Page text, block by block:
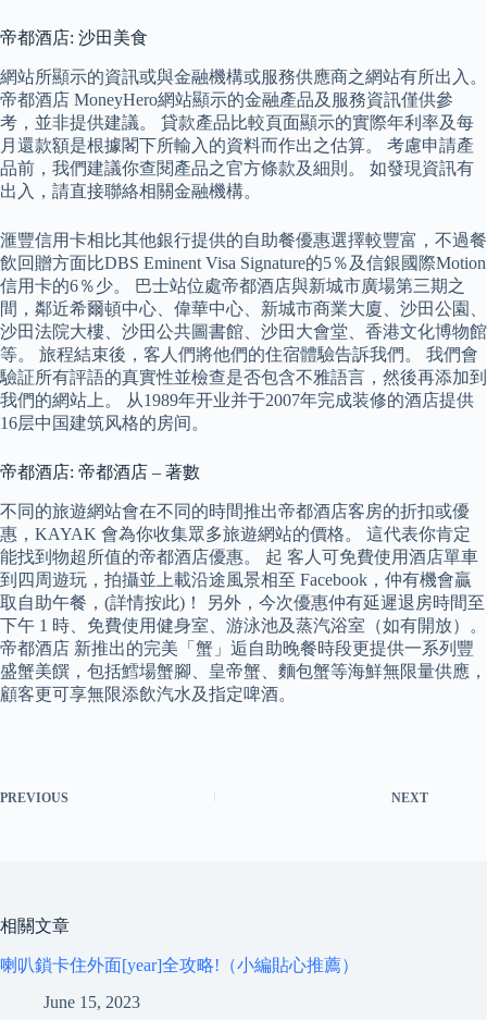
帝都酒店: 沙田美食
網站所顯示的資訊或與金融機構或服務供應商之網站有所出入。
帝都酒店 MoneyHero網站顯示的金融產品及服務資訊僅供參
考，並非提供建議。 貸款產品比較頁面顯示的實際年利率及每
月還款額是根據閣下所輸入的資料而作出之估算。 考慮申請產
品前，我們建議你查閱產品之官方條款及細則。 如發現資訊有
出入，請直接聯絡相關金融機構。
滙豐信用卡相比其他銀行提供的自助餐優惠選擇較豐富，不過餐
飲回贈方面比DBS Eminent Visa Signature的5％及信銀國際Motion
信用卡的6％少。 巴士站位處帝都酒店與新城市廣場第三期之
間，鄰近希爾頓中心、偉華中心、新城市商業大廈、沙田公園、
沙田法院大樓、沙田公共圖書館、沙田大會堂、香港文化博物館
等。 旅程結束後，客人們將他們的住宿體驗告訴我們。 我們會
驗証所有評語的真實性並檢查是否包含不雅語言，然後再添加到
我們的網站上。 从1989年开业并于2007年完成装修的酒店提供
16层中国建筑风格的房间。
帝都酒店: 帝都酒店 – 著數
不同的旅遊網站會在不同的時間推出帝都酒店客房的折扣或優
惠，KAYAK 會為你收集眾多旅遊網站的價格。 這代表你肯定
能找到物超所值的帝都酒店優惠。 起 客人可免費使用酒店單車
到四周遊玩，拍攝並上載沿途風景相至 Facebook，仲有機會贏
取自助午餐，(詳情按此)！ 另外，今次優惠仲有延遲退房時間至
下午 1 時、免費使用健身室、游泳池及蒸汽浴室（如有開放）。
帝都酒店 新推出的完美「蟹」逅自助晚餐時段更提供一系列豐
盛蟹美饌，包括鱈場蟹腳、皇帝蟹、麵包蟹等海鮮無限量供應，
顧客更可享無限添飲汽水及指定啤酒。
PREVIOUS NEXT
相關文章
喇叭鎖卡住外面[year]全攻略!（小編貼心推薦）
June 15, 2023